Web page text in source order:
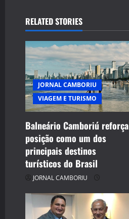
v
i
g
a
t
i
o
n
RELATED STORIES
JORNAL CAMBORIU
VIAGEM E TURISMO
Balneário Camboriú reforça
posição como um dos
principais destinos
turísticos do Brasil
JORNAL CAMBORIU